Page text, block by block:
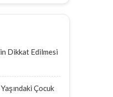
Dikkat Edilmesi
Çocuk